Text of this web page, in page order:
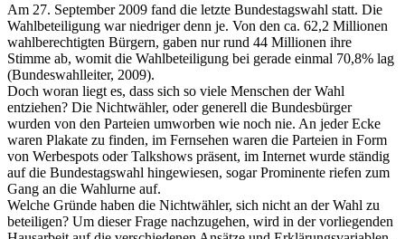
Am 27. September 2009 fand die letzte Bundestagswahl statt. Die
Wahlbeteiligung war niedriger denn je. Von den ca. 62,2 Millionen
wahlberechtigten Bürgern, gaben nur rund 44 Millionen ihre
Stimme ab, womit die Wahlbeteiligung bei gerade einmal 70,8% lag
(Bundeswahlleiter, 2009).
Doch woran liegt es, dass sich so viele Menschen der Wahl
entziehen? Die Nichtwähler, oder generell die Bundesbürger
wurden von den Parteien umworben wie noch nie. An jeder Ecke
waren Plakate zu finden, im Fernsehen waren die Parteien in Form
von Werbespots oder Talkshows präsent, im Internet wurde ständig
auf die Bundestagswahl hingewiesen, sogar Prominente riefen zum
Gang an die Wahlurne auf.
Welche Gründe haben die Nichtwähler, sich nicht an der Wahl zu
beteiligen? Um dieser Frage nachzugehen, wird in der vorliegenden